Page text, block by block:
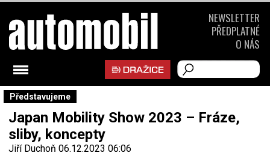
Představujeme
Japan Mobility Show 2023 – Fráze,
sliby, koncepty
Jiří Duchoň 06.12.2023 06:06
NEWSLETTER
PŘEDPLATNÉ
O NÁS